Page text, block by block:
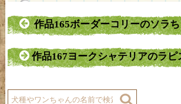
作品165ボーダーコリーのソラ
作品167ヨークシャテリアのラ